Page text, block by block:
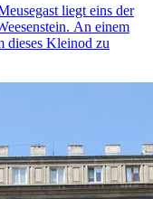
liegt eins der
An einem
dieses Kleinod zu